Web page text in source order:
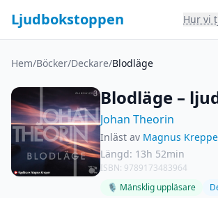
Ljudbokstoppen Hur vi
Hem/Böcker/Deckare/Blodläge
Blodläge –
Johan Theorin
Inläst av Magnus
Längd: 13h 52min
ISBN: 9789173483964
🎙 Mänsklig uppläsare